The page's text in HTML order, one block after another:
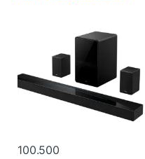
100.500